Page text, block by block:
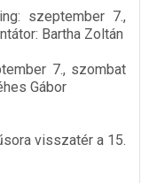
szeptember 7.,
Bartha Zoltán
7., szombat
Gábor
visszatér a 15.